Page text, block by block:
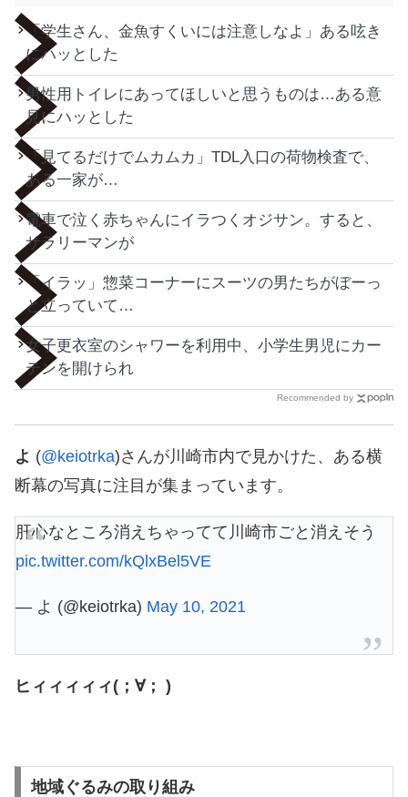
「学生さん、金魚すくいには注意しなよ」ある呟き
にハッとした
男性用トイレにあってほしいと思うものは…ある意
見にハッとした
「見てるだけでムカムカ」TDL入口の荷物検査で、
ある一家が…
電車で泣く赤ちゃんにイラつくオジサン。すると、
サラリーマンが
「イラッ」惣菜コーナーにスーツの男たちがぼーっ
と立っていて…
女子更衣室のシャワーを利用中、小学生男児にカー
テンを開けられ
Recommended by
よ (@keiotrka)さんが川崎市内で見かけた、ある横
断幕の写真に注目が集まっています。
肝心なところ消えちゃってて川崎市ごと消えそう
pic.twitter.com/kQlxBel5VE
— よ (@keiotrka) May 10, 2021
ヒィィィィィ(；∀； )
地域ぐるみの取り組み